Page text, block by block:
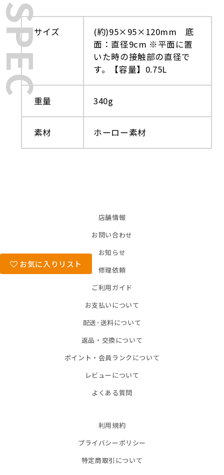
サイズ
(約)95×95×120mm 底
面：直径9cm ※平面に置
いた時の接触部の直径で
す。【容量】0.75L
重量 340g
素材 ホーロー素材
店舗情報
お問い合わせ
お知らせ
修理依頼
ご利用ガイド
お支払いについて
配送･送料について
返品・交換について
ポイント・会員ランクについて
レビューについて
よくある質問
利用規約
プライバシーポリシー
特定商取引について
お気に入りリスト